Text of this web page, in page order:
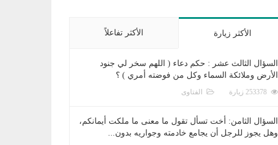
الأكثر زيارة الأكثر تفاعلاً
السؤال الثالث عشر : حكم دعاء ( اللهم سخر لي جنود
الأرض وملائكة السماء وكل من فوضته أمري ) ؟
الفتاوى
السؤال الثامن: أخت تسأل تقول ما معنى ما ملكت أيمانكم،
وهل يجوز للرجل أن يجامع خادمته وجواريه بدون...